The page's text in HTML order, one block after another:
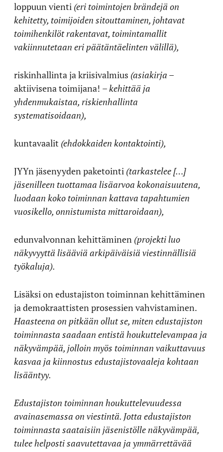
loppuun vienti (eri toimintojen brändejä on
kehitetty, toimijoiden sitouttaminen, johtavat
toimihenkilöt rakentavat, toimintamallit
vakiinnutetaan eri päätäntäelinten välillä),
riskinhallinta ja kriisivalmius (asiakirja –
aktiivisena toimijana! – kehittää ja
yhdenmukaistaa, riskienhallinta
systematisoidaan),
kuntavaalit (ehdokkaiden kontaktointi),
JYYn jäsenyyden paketointi (tarkastelee […]
jäsenilleen tuottamaa lisäarvoa kokonaisuutena,
luodaan koko toiminnan kattava tapahtumien
vuosikello, onnistumista mittaroidaan),
edunvalvonnan kehittäminen (projekti luo
näkyvyyttä lisääviä arkipäiväisiä viestinnällisiä
työkaluja).
Lisäksi on edustajiston toiminnan kehittäminen
ja demokraattisten prosessien vahvistaminen.
Haasteena on pitkään ollut se, miten edustajiston
toiminnasta saadaan entistä houkuttelevampaa ja
näkyvämpää, jolloin myös toiminnan vaikuttavuus
kasvaa ja kiinnostus edustajistovaaleja kohtaan
lisääntyy.
Edustajiston toiminnan houkuttelevuudessa
avainasemassa on viestintä. Jotta edustajiston
toiminnasta saataisiin jäsenistölle näkyvämpää,
tulee helposti saavutettavaa ja ymmärrettävää